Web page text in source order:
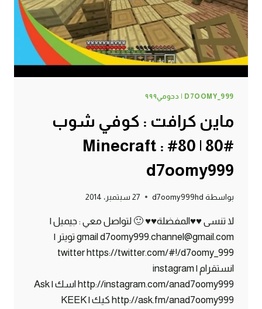
D7OOMY999
D7OOMY_999 | دحومي٩٩٩
ماين كرافت : كوفي شوب
#80 | 80# Minecraft :
d7oomy999
بواسطة d7oomy999hd 27 سبتمبر، 2014
لا تنسى ♥♥المفضلة♥♥ 🙂 لتواصل معي : جيميل |
gmail d7oomy999.channel@gmail.com تويتر |
twitter https://twitter.com/#!/d7oomy_999
انستقرام | instagram
http://instagram.com/anad7oomy999 اسك | Ask
http://ask.fm/anad7oomy999 كيك | KEEK